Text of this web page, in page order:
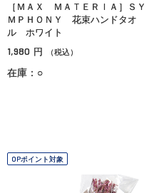
［ＭＡＸ ＭＡＴＥＲＩＡ］ＳＹ
ＭＰＨＯＮＹ 花束ハンドタオ
ル ホワイト
1,980 円 （税込）
在庫：○
OPポイント対象